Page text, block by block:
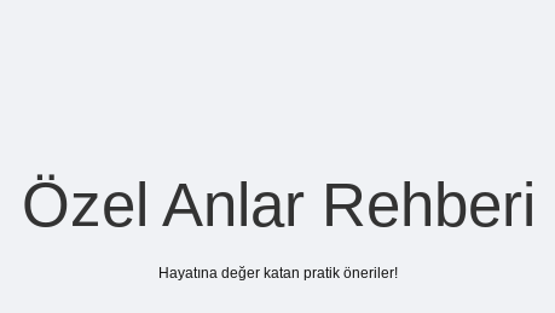
Özel Anlar Rehberi
Hayatına değer katan pratik öneriler!